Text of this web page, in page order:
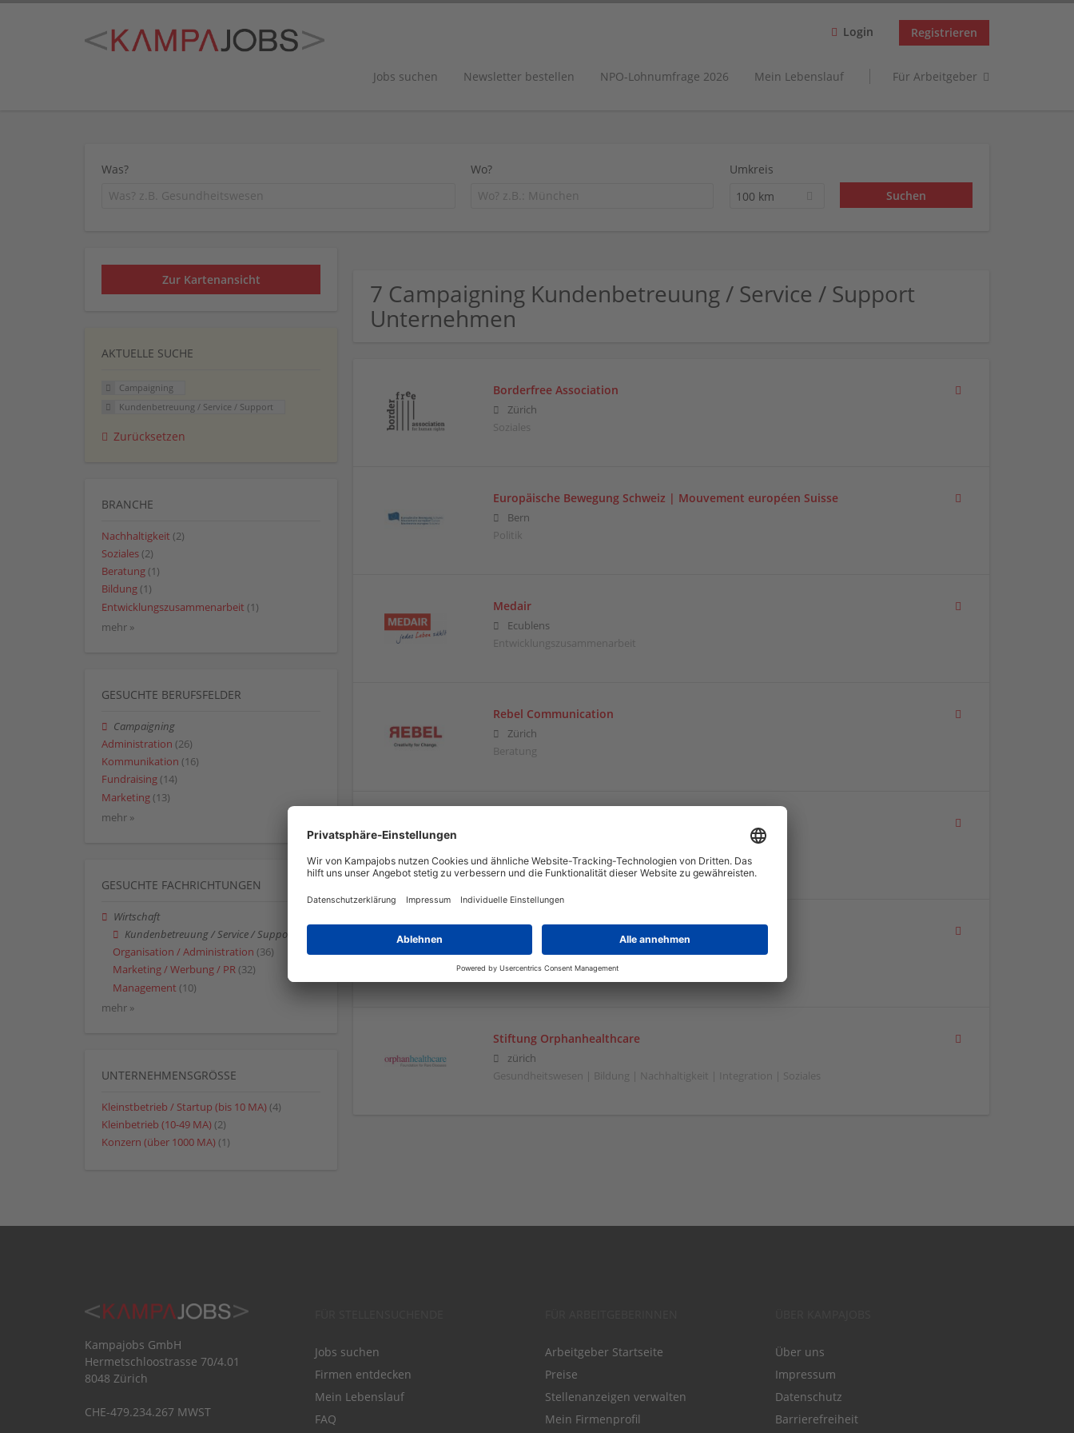
Login Registrieren
Jobs suchen Newsletter bestellen NPO-Lohnumfrage 2026 Mein Lebenslauf Für Arbeitgeber
Was? Wo?
Umkreis
100 km
7 Campaigning Kundenbetreuung / Service / Support
Unternehmen
Borderfree Association
Zürich
Soziales
Europäische Bewegung Schweiz | Mouvement européen Suisse
Bern
Politik
Medair
Ecublens
Entwicklungszusammenarbeit
Rebel Communication
Zürich
Beratung
Nachhaltigkeit
SailCom Swiss Boat Sharing
Ebikon
Kultur
Stiftung Orphanhealthcare
zürich
Gesundheitswesen | Bildung | Nachhaltigkeit | Integration | Soziales
Zur Kartenansicht
AKTUELLE SUCHE
Campaigning
Kundenbetreuung / Service / Support
Zurücksetzen
BRANCHE
Nachhaltigkeit (2)
Soziales (2)
Beratung (1)
Bildung (1)
Entwicklungszusammenarbeit (1)
mehr »
GESUCHTE BERUFSFELDER
Campaigning
Administration (26)
Kommunikation (16)
Fundraising (14)
Marketing (13)
mehr »
GESUCHTE FACHRICHTUNGEN
Wirtschaft
Kundenbetreuung / Service / Support
Organisation / Administration (36)
Marketing / Werbung / PR (32)
Management (10)
mehr »
UNTERNEHMENSGRÖSSE
Kleinstbetrieb / Startup (bis 10 MA) (4)
Kleinbetrieb (10-49 MA) (2)
Konzern (über 1000 MA) (1)
Kampajobs GmbH
Hermetschloostrasse 70/4.01
8048 Zürich
CHE-479.234.267 MWST
Jobs suchen
Firmen entdecken
Mein Lebenslauf
FAQ
Arbeitgeber Startseite
Preise
Stellenanzeigen verwalten
Mein Firmenprofil
Über uns
Impressum
Datenschutz
Barrierefreiheit